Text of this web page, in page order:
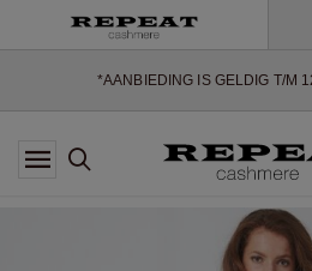
*AANBIEDING IS GELDIG T/M
*NIET GELDIG VOOR
*UITZONDERINGEN KUNNEN
ZACHTE NIEUWE STIJLEN EN FRISSE
SEIZOEN
EXTRA 10% OFF